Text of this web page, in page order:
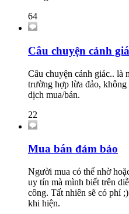
64
Câu chuyện cảnh
Câu chuyện cảnh giác.. là
trường hợp lừa đảo,
dịch mua/bán.
22
Mua bán đảm bảo
Người mua có thể nhờ
uy tín mà mình biết trên
công. Tất nhiên sẽ có phí
khi hiện.